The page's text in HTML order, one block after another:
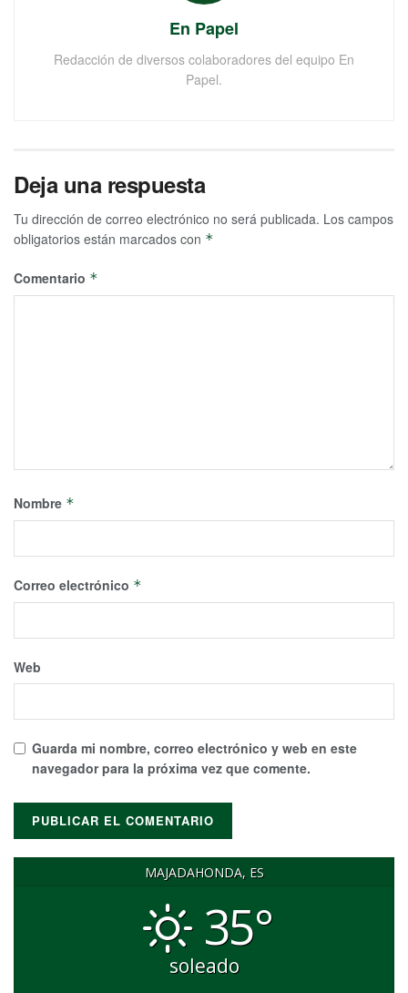
En Papel
Redacción de diversos colaboradores del equipo En
Papel.
Deja una respuesta
Tu dirección de correo electrónico no será publicada. Los campos
obligatorios están marcados con *
Comentario *
Nombre *
Correo electrónico *
Web
Guarda mi nombre, correo electrónico y web en este
navegador para la próxima vez que comente.
MAJADAHONDA, ES
35°
soleado